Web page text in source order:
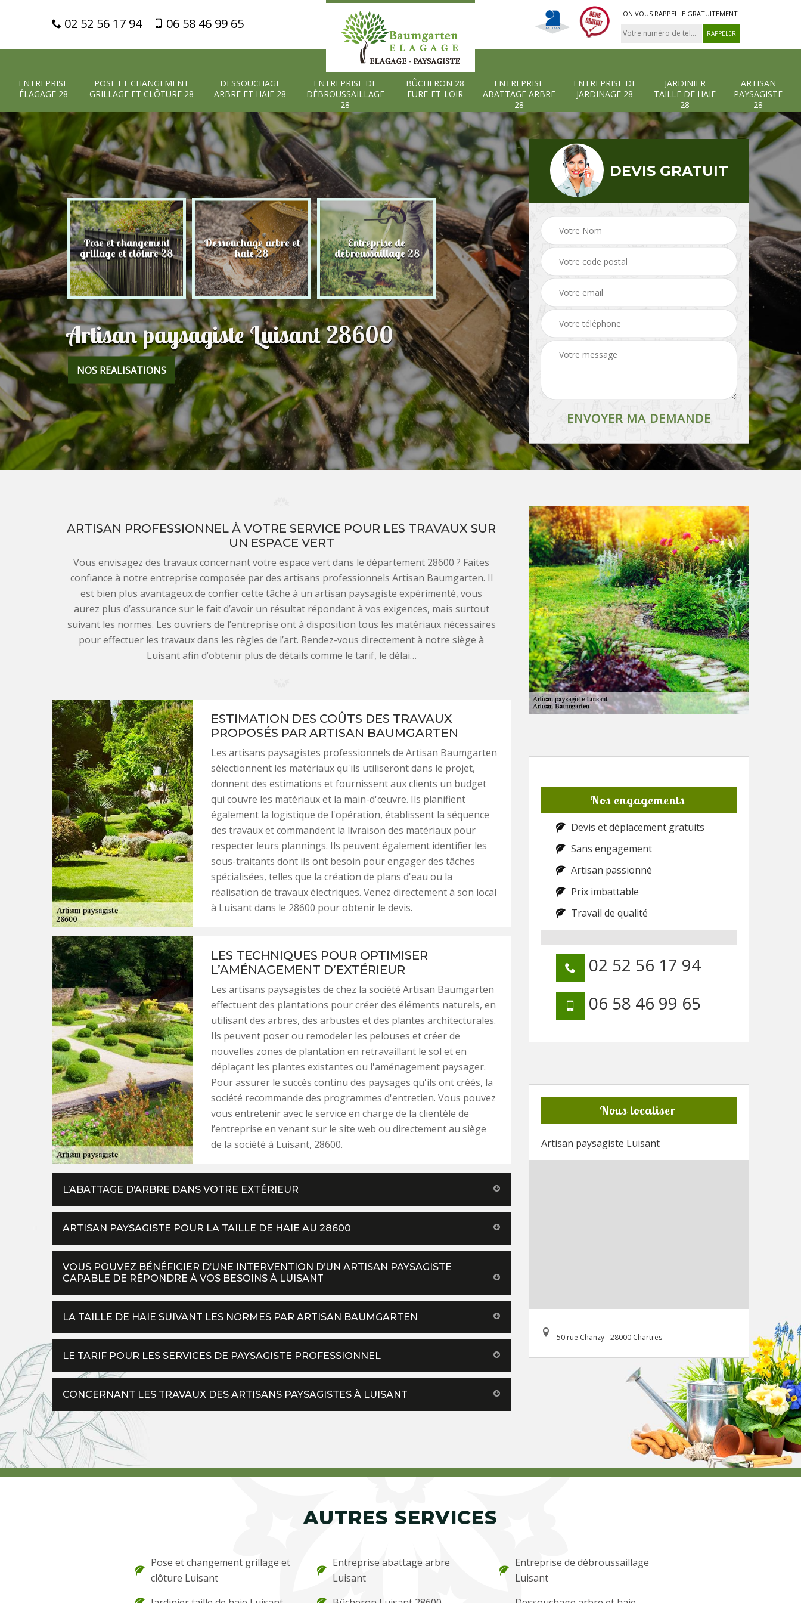
02 52 56 17 94 06 58 46 99 65
ON VOUS RAPPELLE GRATUITEMENT
ENTREPRISE
ÉLAGAGE 28
POSE ET CHANGEMENT
GRILLAGE ET CLÔTURE 28
DESSOUCHAGE
ARBRE ET HAIE 28
ENTREPRISE DE
DÉBROUSSAILLAGE
28
BÛCHERON 28
EURE-ET-LOIR
ENTREPRISE
ABATTAGE ARBRE
28
ENTREPRISE DE
JARDINAGE 28
JARDINIER
TAILLE DE HAIE
28
ARTISAN
PAYSAGISTE
28
28 Pose et changement
grillage et clôture 28
Dessouchage arbre et
haie 28
Entreprise de
débroussaillage 28
Bûcheron 28 Eure-et-
Loir
Entreprise abattage Entreprise de
jardinage 28
Artisan paysagiste Luisant 28600
NOS REALISATIONS
DEVIS GRATUIT
ARTISAN PROFESSIONNEL À VOTRE SERVICE POUR LES TRAVAUX SUR
UN ESPACE VERT
Vous envisagez des travaux concernant votre espace vert dans le département 28600 ? Faites
confiance à notre entreprise composée par des artisans professionnels Artisan Baumgarten. Il
est bien plus avantageux de confier cette tâche à un artisan paysagiste expérimenté, vous
aurez plus d’assurance sur le fait d’avoir un résultat répondant à vos exigences, mais surtout
suivant les normes. Les ouvriers de l’entreprise ont à disposition tous les matériaux nécessaires
pour effectuer les travaux dans les règles de l’art. Rendez-vous directement à notre siège à
Luisant afin d’obtenir plus de détails comme le tarif, le délai…
ESTIMATION DES COÛTS DES TRAVAUX
PROPOSÉS PAR ARTISAN BAUMGARTEN
Les artisans paysagistes professionnels de Artisan Baumgarten
sélectionnent les matériaux qu'ils utiliseront dans le projet,
donnent des estimations et fournissent aux clients un budget
qui couvre les matériaux et la main-d'œuvre. Ils planifient
également la logistique de l'opération, établissent la séquence
des travaux et commandent la livraison des matériaux pour
respecter leurs plannings. Ils peuvent également identifier les
sous-traitants dont ils ont besoin pour engager des tâches
spécialisées, telles que la création de plans d'eau ou la
réalisation de travaux électriques. Venez directement à son local
à Luisant dans le 28600 pour obtenir le devis.
LES TECHNIQUES POUR OPTIMISER
L’AMÉNAGEMENT D’EXTÉRIEUR
Les artisans paysagistes de chez la société Artisan Baumgarten
effectuent des plantations pour créer des éléments naturels, en
utilisant des arbres, des arbustes et des plantes architecturales.
Ils peuvent poser ou remodeler les pelouses et créer de
nouvelles zones de plantation en retravaillant le sol et en
déplaçant les plantes existantes ou l'aménagement paysager.
Pour assurer le succès continu des paysages qu'ils ont créés, la
société recommande des programmes d'entretien. Vous pouvez
vous entretenir avec le service en charge de la clientèle de
l’entreprise en venant sur le site web ou directement au siège
de la société à Luisant, 28600.
L’ABATTAGE D’ARBRE DANS VOTRE EXTÉRIEUR
ARTISAN PAYSAGISTE POUR LA TAILLE DE HAIE AU 28600
VOUS POUVEZ BÉNÉFICIER D’UNE INTERVENTION D’UN ARTISAN PAYSAGISTE
CAPABLE DE RÉPONDRE À VOS BESOINS À LUISANT
LA TAILLE DE HAIE SUIVANT LES NORMES PAR ARTISAN BAUMGARTEN
LE TARIF POUR LES SERVICES DE PAYSAGISTE PROFESSIONNEL
CONCERNANT LES TRAVAUX DES ARTISANS PAYSAGISTES À LUISANT
Nos engagements
Devis et déplacement gratuits
Sans engagement
Artisan passionné
Prix imbattable
Travail de qualité
02 52 56 17 94
06 58 46 99 65
Nous localiser
Artisan paysagiste Luisant
50 rue Chanzy - 28000 Chartres
AUTRES SERVICES
Pose et changement grillage et
clôture Luisant
Entreprise abattage arbre
Luisant
Entreprise de débroussaillage
Luisant